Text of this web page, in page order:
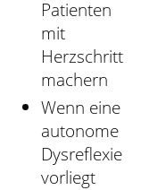
Patienten
mit
Herzschritt
machern
Wenn eine
autonome
Dysreflexie
vorliegt